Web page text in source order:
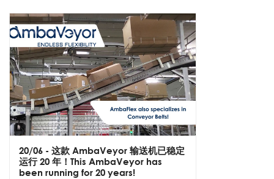
20/06 - 这款 AmbaVeyor 输送机已稳定
运行 20 年！This AmbaVeyor has
been running for 20 years!